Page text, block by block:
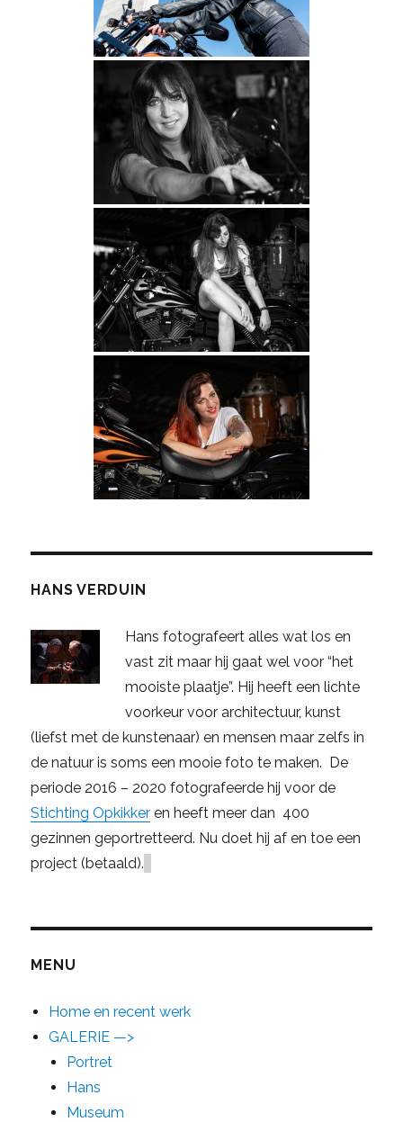
HANS VERDUIN
Hans fotografeert alles wat los en
vast zit maar hij gaat wel voor “het
mooiste plaatje”. Hij heeft een lichte
voorkeur voor architectuur, kunst
(liefst met de kunstenaar) en mensen maar zelfs in
de natuur is soms een mooie foto te maken. De
periode 2016 – 2020 fotografeerde hij voor de
Stichting Opkikker en heeft meer dan 400
gezinnen geportretteerd. Nu doet hij af en toe een
project (betaald).
MENU
Home en recent werk
GALERIE —>
Portret
Hans
Museum